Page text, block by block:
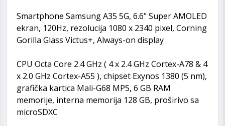
Smartphone Samsung A35 5G, 6.6" Super AMOLED
ekran, 120Hz, rezolucija 1080 x 2340 pixel, Corning
Gorilla Glass Victus+, Always-on display
CPU Octa Core 2.4 GHz ( 4 x 2.4 GHz Cortex-A78 & 4
x 2.0 GHz Cortex-A55 ), chipset Exynos 1380 (5 nm),
grafička kartica Mali-G68 MP5, 6 GB RAM
memorije, interna memorija 128 GB, proširivo sa
microSDXC